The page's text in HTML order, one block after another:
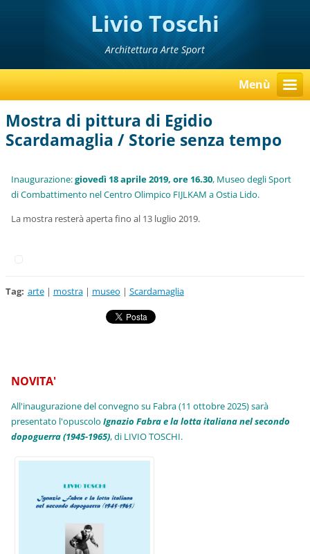
Livio Toschi
Architettura Arte Sport
Menù
Mostra di pittura di Egidio
Scardamaglia / Storie senza tempo
Inaugurazione:giovedì 18 aprile 2019, ore 16.30, Museo degli Sport
di Combattimento nel Centro Olimpico FIJLKAM a Ostia Lido.
La mostra resterà aperta fino al 13 luglio 2019.
Tag: arte | mostra | museo | Scardamaglia
NOVITA'
All'inaugurazione del convegno su Fabra (11 ottobre 2025) sarà
presentato l'opuscoloIgnazio Fabra e la lotta italiana nel secondo
dopoguerra (1945-1965), di LIVIO TOSCHI.